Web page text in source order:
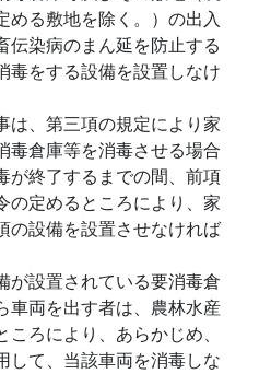
める敷地を除く。）の出入
伝染病のまん延を防止する
毒をする設備を設置しなけ
は、第三項の規定により家
毒倉庫等を消毒させる場合
が終了するまでの間、前項
の定めるところにより、家
の設備を設置させなければ
が設置されている要消毒倉
車両を出す者は、農林水産
ろにより、あらかじめ、
して、当該車両を消毒しな